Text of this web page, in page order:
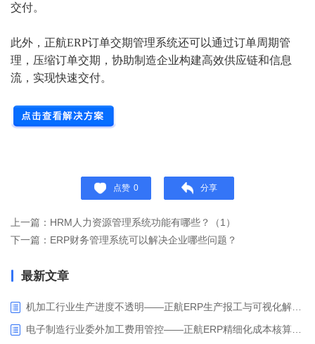
交付。
此外，正航ERP订单交期管理系统还可以通过订单周期管
理，压缩订单交期，协助制造企业构建高效供应链和信息
流，实现快速交付。
点赞 0 分享
上一篇：HRM人力资源管理系统功能有哪些？（1）
下一篇：ERP财务管理系统可以解决企业哪些问题？
最新文章